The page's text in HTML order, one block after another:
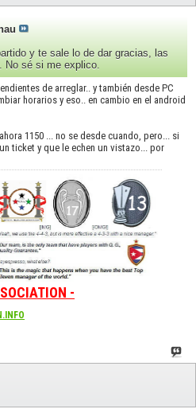
y te sale lo de dar gracias, las
No sé si me explico.
de arreglar.. y también desde PC
horarios y eso.. en cambio en el android
1150 ... no se desde cuando, pero... si
ticket y que le echen un vistazo... por
-